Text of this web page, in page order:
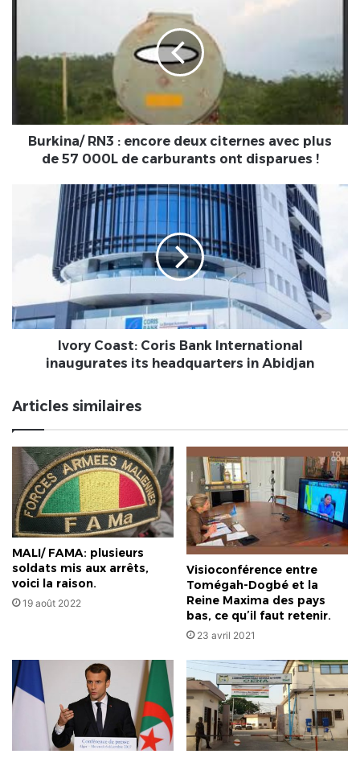
deux
de
Burkina/ RN3 : encore deux citernes avec plus
de 57 000L de carburants ont disparues !
International
inaugurates
headquarters
in
Ivory Coast: Coris Bank International
inaugurates its headquarters in Abidjan
Articles similaires
MALI/ FAMA: plusieurs
soldats mis aux arrêts,
voici la raison.
19 août 2022
Visioconférence entre
Tomégah-Dogbé et la
Reine Maxima des pays
bas, ce qu’il faut retenir.
23 avril 2021